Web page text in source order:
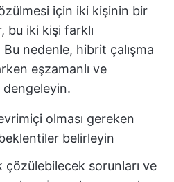
için iki kişinin bir
bu iki kişi farklı
nedenle, hibrit çalışma
eşzamanlı ve
dengeleyin.
olması gereken
belirleyin
çözülebilecek sorunları ve